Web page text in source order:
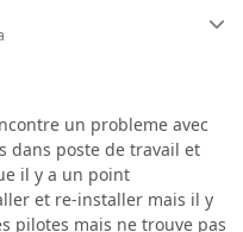
un probleme avec
dans poste de travail et
il y a un point
et re-installer mais il y
pilotes mais ne trouve pas